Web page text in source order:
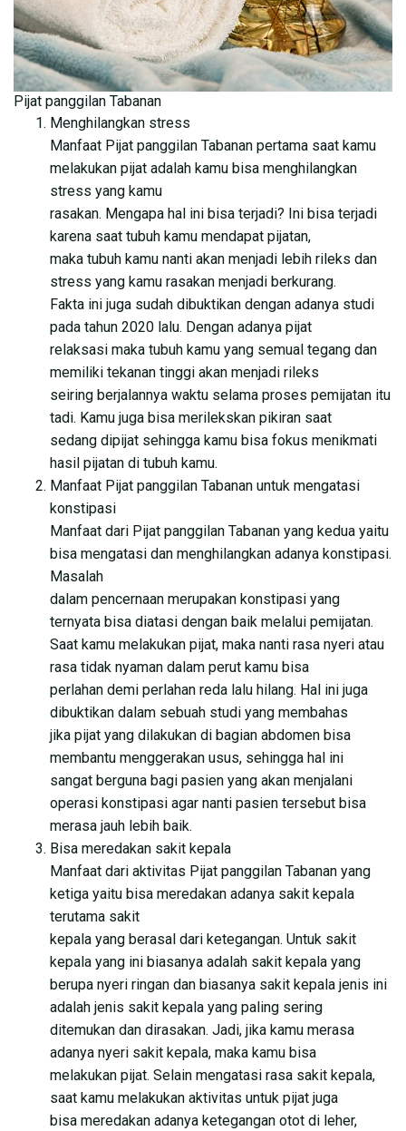
Pijat panggilan Tabanan
Menghilangkan stress
Manfaat Pijat panggilan Tabanan pertama saat kamu
melakukan pijat adalah kamu bisa menghilangkan
stress yang kamu
rasakan. Mengapa hal ini bisa terjadi? Ini bisa terjadi
karena saat tubuh kamu mendapat pijatan,
maka tubuh kamu nanti akan menjadi lebih rileks dan
stress yang kamu rasakan menjadi berkurang.
Fakta ini juga sudah dibuktikan dengan adanya studi
pada tahun 2020 lalu. Dengan adanya pijat
relaksasi maka tubuh kamu yang semual tegang dan
memiliki tekanan tinggi akan menjadi rileks
seiring berjalannya waktu selama proses pemijatan itu
tadi. Kamu juga bisa merilekskan pikiran saat
sedang dipijat sehingga kamu bisa fokus menikmati
hasil pijatan di tubuh kamu.
Manfaat Pijat panggilan Tabanan untuk mengatasi
konstipasi
Manfaat dari Pijat panggilan Tabanan yang kedua yaitu
bisa mengatasi dan menghilangkan adanya konstipasi.
Masalah
dalam pencernaan merupakan konstipasi yang
ternyata bisa diatasi dengan baik melalui pemijatan.
Saat kamu melakukan pijat, maka nanti rasa nyeri atau
rasa tidak nyaman dalam perut kamu bisa
perlahan demi perlahan reda lalu hilang. Hal ini juga
dibuktikan dalam sebuah studi yang membahas
jika pijat yang dilakukan di bagian abdomen bisa
membantu menggerakan usus, sehingga hal ini
sangat berguna bagi pasien yang akan menjalani
operasi konstipasi agar nanti pasien tersebut bisa
merasa jauh lebih baik.
Bisa meredakan sakit kepala
Manfaat dari aktivitas Pijat panggilan Tabanan yang
ketiga yaitu bisa meredakan adanya sakit kepala
terutama sakit
kepala yang berasal dari ketegangan. Untuk sakit
kepala yang ini biasanya adalah sakit kepala yang
berupa nyeri ringan dan biasanya sakit kepala jenis ini
adalah jenis sakit kepala yang paling sering
ditemukan dan dirasakan. Jadi, jika kamu merasa
adanya nyeri sakit kepala, maka kamu bisa
melakukan pijat. Selain mengatasi rasa sakit kepala,
saat kamu melakukan aktivitas untuk pijat juga
bisa meredakan adanya ketegangan otot di leher,